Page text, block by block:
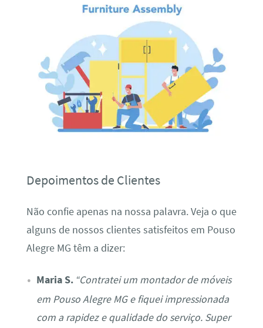
Depoimentos de Clientes
Não confie apenas na nossa palavra. Veja o que
alguns de nossos clientes satisfeitos em Pouso
Alegre MG têm a dizer:
Maria S. “Contratei um montador de móveis
em Pouso Alegre MG e fiquei impressionada
com a rapidez e qualidade do serviço. Super